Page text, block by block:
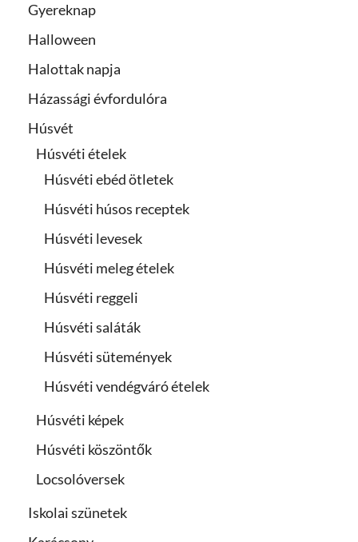
Gyereknap
Halloween
Halottak napja
Házassági évfordulóra
Húsvét
Húsvéti ételek
Húsvéti ebéd ötletek
Húsvéti húsos receptek
Húsvéti levesek
Húsvéti meleg ételek
Húsvéti reggeli
Húsvéti saláták
Húsvéti sütemények
Húsvéti vendégváró ételek
Húsvéti képek
Húsvéti köszöntők
Locsolóversek
Iskolai szünetek